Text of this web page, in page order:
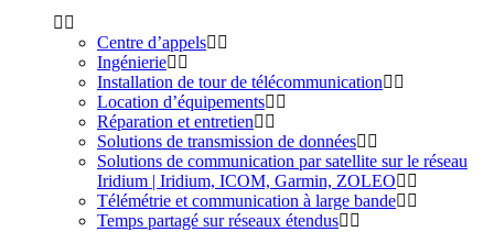
Centre d’appels
Ingénierie
Installation de tour de télécommunication
Location d’équipements
Réparation et entretien
Solutions de transmission de données
Solutions de communication par satellite sur le réseau
Iridium | Iridium, ICOM, Garmin, ZOLEO
Télémétrie et communication à large bande
Temps partagé sur réseaux étendus